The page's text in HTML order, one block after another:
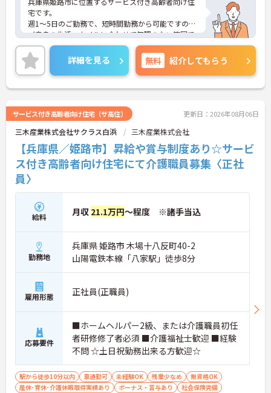
り、有給と組み合わせて海外旅行に行くスタッフも
いる職場です
・インカム導入によりスタッフ間のフリーハンド連
絡・情報共有が可能、また、睡眠センサー・アレク
サ等IoT機器を活用し、業務効率化と質の高いケアを
両立しています
・従業員満足度調査を定期実施し、スタッフの声を
制度に反映する文化があります
り、スタッフと直接意見交換をしています
【育児・家庭との両立を本気でサポートしている職
場です】
・育休取得率100%・育休後就業復帰率100%と、育
児と仕事を両立できる体制が整っています
・育児短時間勤務が小学4年生まで利用でき、法令よ
り長い期間サポートを受けることができます
・「くるみん」「えるぼし」「トモニン」の3つの
厚生労働省認定を取得しており、ライフステージに
合わせた長期就業が実現できる職場です
宅です。
週1～5日のご勤務で、短時間勤務から可能ですので
ご自身の生活スタイルに合わせて無理のない範囲で
働いていただけます。
最寄り駅から徒歩8分、マイカー通勤可能で無料の
駐車場も完備しておりますので通勤ラクラクです。
ご興味のある方には、面接対策ポイントなど、さら
に詳細をお話しいたしますのでお気軽にご相談くだ
詳細を見る 無料 紹介してもらう
サービス付き高齢者向け住宅（サ高住） 更新日：2026年08月06日
三木産業株式会社サクラス白浜 三木産業株式会社
【兵庫県／姫路市】昇給や賞与制度あり☆サービ
ス付き高齢者向け住宅にて介護職員募集〈正社
員〉
給料 月収 21.1万円～程度 ※諸手当込
勤務地
兵庫県 姫路市 木場十八反町40-2
山陽電鉄本線「八家駅」徒歩8分
雇用形態 正社員(正職員)
応募要件
■ホームヘルパー2級、または介護職員初任
者研修修了者必須 ■介護福祉士歓迎 ■経験
不問 ☆土日祝勤務出来る方歓迎☆
駅から徒歩10分以内 車通勤可 未経験OK 残業少なめ
無資格OK
産休･育休･介護休暇取得実績あり
ボーナス・賞与あり
社会保険完備